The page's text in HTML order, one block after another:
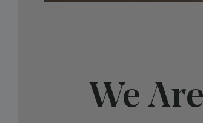
We